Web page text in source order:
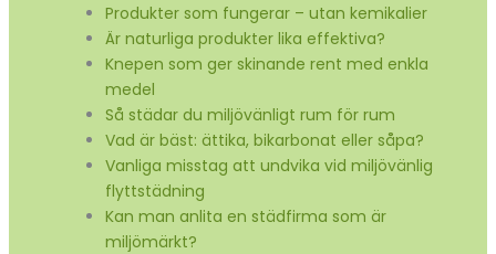
Produkter som fungerar – utan kemikalier
Är naturliga produkter lika effektiva?
Knepen som ger skinande rent med enkla
medel
Så städar du miljövänligt rum för rum
Vad är bäst: ättika, bikarbonat eller såpa?
Vanliga misstag att undvika vid miljövänlig
flyttstädning
Kan man anlita en städfirma som är
miljömärkt?